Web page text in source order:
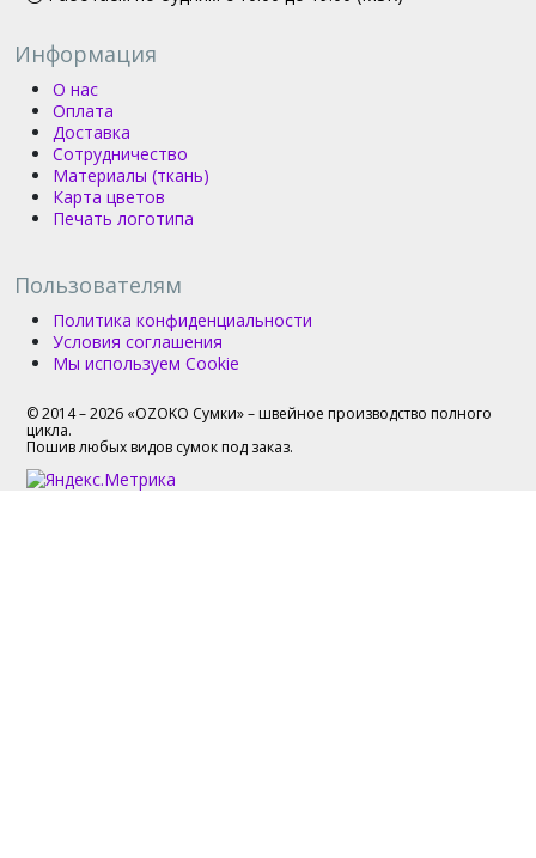
Информация
О нас
Оплата
Доставка
Сотрудничество
Материалы (ткань)
Карта цветов
Печать логотипа
Пользователям
Политика конфиденциальности
Условия соглашения
Мы используем Cookie
© 2014 – 2026 «OZOKO Сумки» – швейное производство полного
цикла.
Пошив любых видов сумок под заказ.